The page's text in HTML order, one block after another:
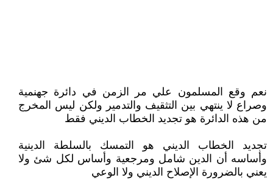
نعم وقع المسلمون علي مر الزمن في دائرة جهنمية
وصراع لا ينتهي بين التثقيف والتدمير ولكن ليس المخرج
من هذه الدائرة هو تجديد الخطاب الديني فقط
تجديد الخطاب الديني هو التمسك بالسلطة الدينية
وأساسه أن الدين شامل ومرجعية وأساس لكل شئ ولا
يعني بالضرورة الإصلاح الديني ولا الوعي